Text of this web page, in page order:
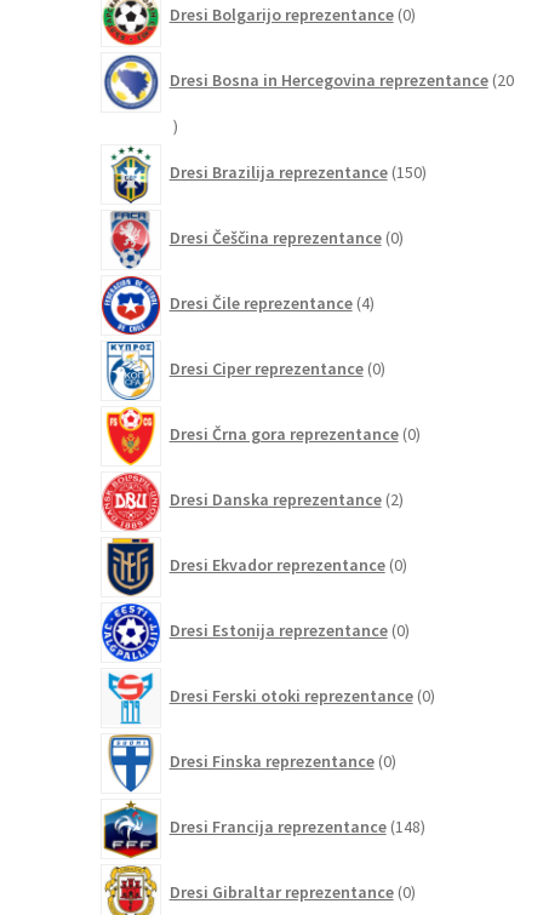
Dresi Bolgarijo reprezentance 0izdelkov
Dresi Bosna in Hercegovina reprezentance 20
20
Dresi Brazilija reprezentance 150izdelkov
Dresi Češčina reprezentance 0izdelkov
Dresi Čile reprezentance 4izdelki
Dresi Ciper reprezentance 0izdelkov
Dresi Črna gora reprezentance 0izdelkov
Dresi Danska reprezentance 2izdelka
Dresi Ekvador reprezentance 0izdelkov
Dresi Estonija reprezentance 0izdelkov
Dresi Ferski otoki reprezentance 0izdelkov
Dresi Finska reprezentance 0izdelkov
Dresi Francija reprezentance 148izdelkov
Dresi Gibraltar reprezentance 0izdelkov